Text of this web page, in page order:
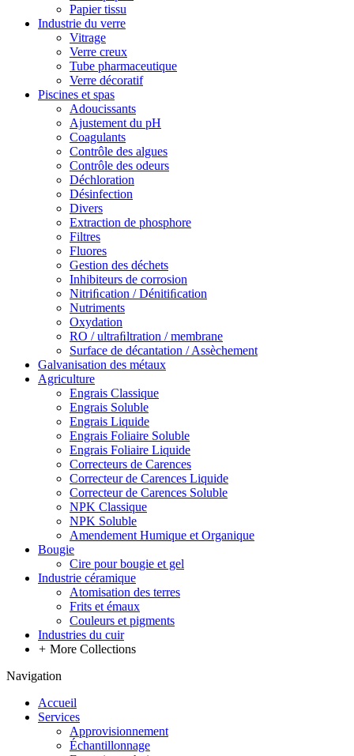
Papier tissu
Industrie du verre
Vitrage
Verre creux
Tube pharmaceutique
Verre décoratif
Piscines et spas
Adoucissants
Ajustement du pH
Coagulants
Contrôle des algues
Contrôle des odeurs
Déchloration
Désinfection
Divers
Extraction de phosphore
Filtres
Fluores
Gestion des déchets
Inhibiteurs de corrosion
Nitriﬁcation / Dénitiﬁcation
Nutriments
Oxydation
RO / ultraﬁltration / membrane
Surface de décantation / Assèchement
Galvanisation des métaux
Agriculture
Engrais Classique
Engrais Soluble
Engrais Liquide
Engrais Foliaire Soluble
Engrais Foliaire Liquide
Correcteurs de Carences
Correcteur de Carences Liquide
Correcteur de Carences Soluble
NPK Classique
NPK Soluble
Amendement Humique et Organique
Bougie
Cire pour bougie et gel
Industrie céramique
Atomisation des terres
Frits et émaux
Couleurs et pigments
Industries du cuir
+ More Collections
Navigation
Accueil
Services
Approvisionnement
Échantillonnage